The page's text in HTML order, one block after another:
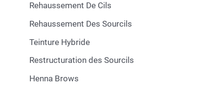
Rehaussement De Cils
Rehaussement Des Sourcils
Teinture Hybride
Restructuration des Sourcils
Henna Brows